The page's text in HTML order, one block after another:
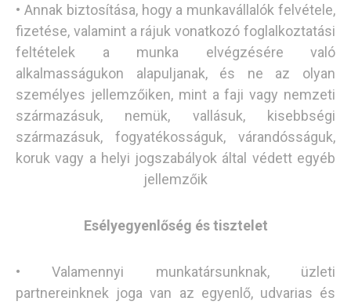
• Annak biztosítása, hogy a munkavállalók felvétele,
fizetése, valamint a rájuk vonatkozó foglalkoztatási
feltételek a munka elvégzésére való
alkalmasságukon alapuljanak, és ne az olyan
személyes jellemzőiken, mint a faji vagy nemzeti
származásuk, nemük, vallásuk, kisebbségi
származásuk, fogyatékosságuk, várandósságuk,
koruk vagy a helyi jogszabályok által védett egyéb
jellemzőik
Esélyegyenlőség és tisztelet
• Valamennyi munkatársunknak, üzleti
partnereinknek joga van az egyenlő, udvarias és